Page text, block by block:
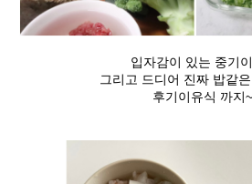
입자감이 있는 중기
그리고 드디어 진짜 밥같
후기이유식 까지